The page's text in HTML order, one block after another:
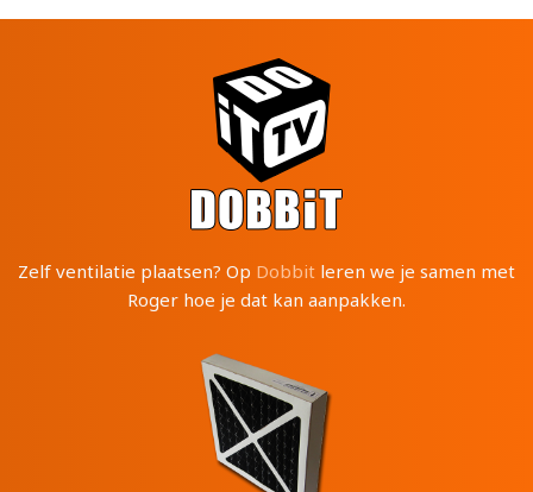
Zelf ventilatie plaatsen? Op Dobbit leren we je samen met
Roger hoe je dat kan aanpakken.